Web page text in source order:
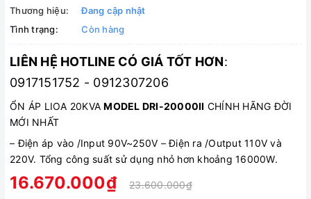
Thương hiệu:
Đang cập nhật
Tình trạng:
Còn hàng
LIÊN HỆ HOTLINE CÓ GIÁ TỐT HƠN:
0917151752 - 0912307206
ỔN ÁP LIOA 20KVAMODEL DRI-20000II CHÍNH HÃNG ĐỜI
MỚI NHẤT
–Điện áp vào /Input 90V~250V –Điện ra /Output 110V và
220V. Tổng công suất sử dụng nhỏ hơn khoảng 16000W.
16.670.000₫
23.600.000₫